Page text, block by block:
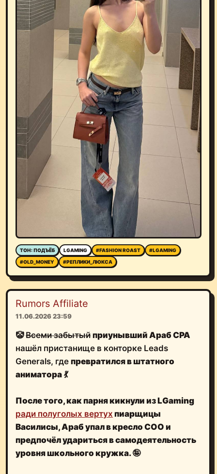
ТОН: ПОДЪЁБ LGAMING #FASHION ROAST
#LGAMING
#OLD_MONEY
#РЕПЛИКИ_ЛЮКСА
Rumors Affiliate
11.06.2026 23:59
🤡Всеми забытый приунывший Aраб CPA
нашёл пристанище в конторке Leads
Generals, где превратился в штатного
аниматора 💃
После того, какпарня кикнули из LGaming
ради полуголых вертух пиарщицы
Василисы, Араб упал в кресло COO и
предпочёл удариться в самодеятельность
уровня школьного кружка.🤪